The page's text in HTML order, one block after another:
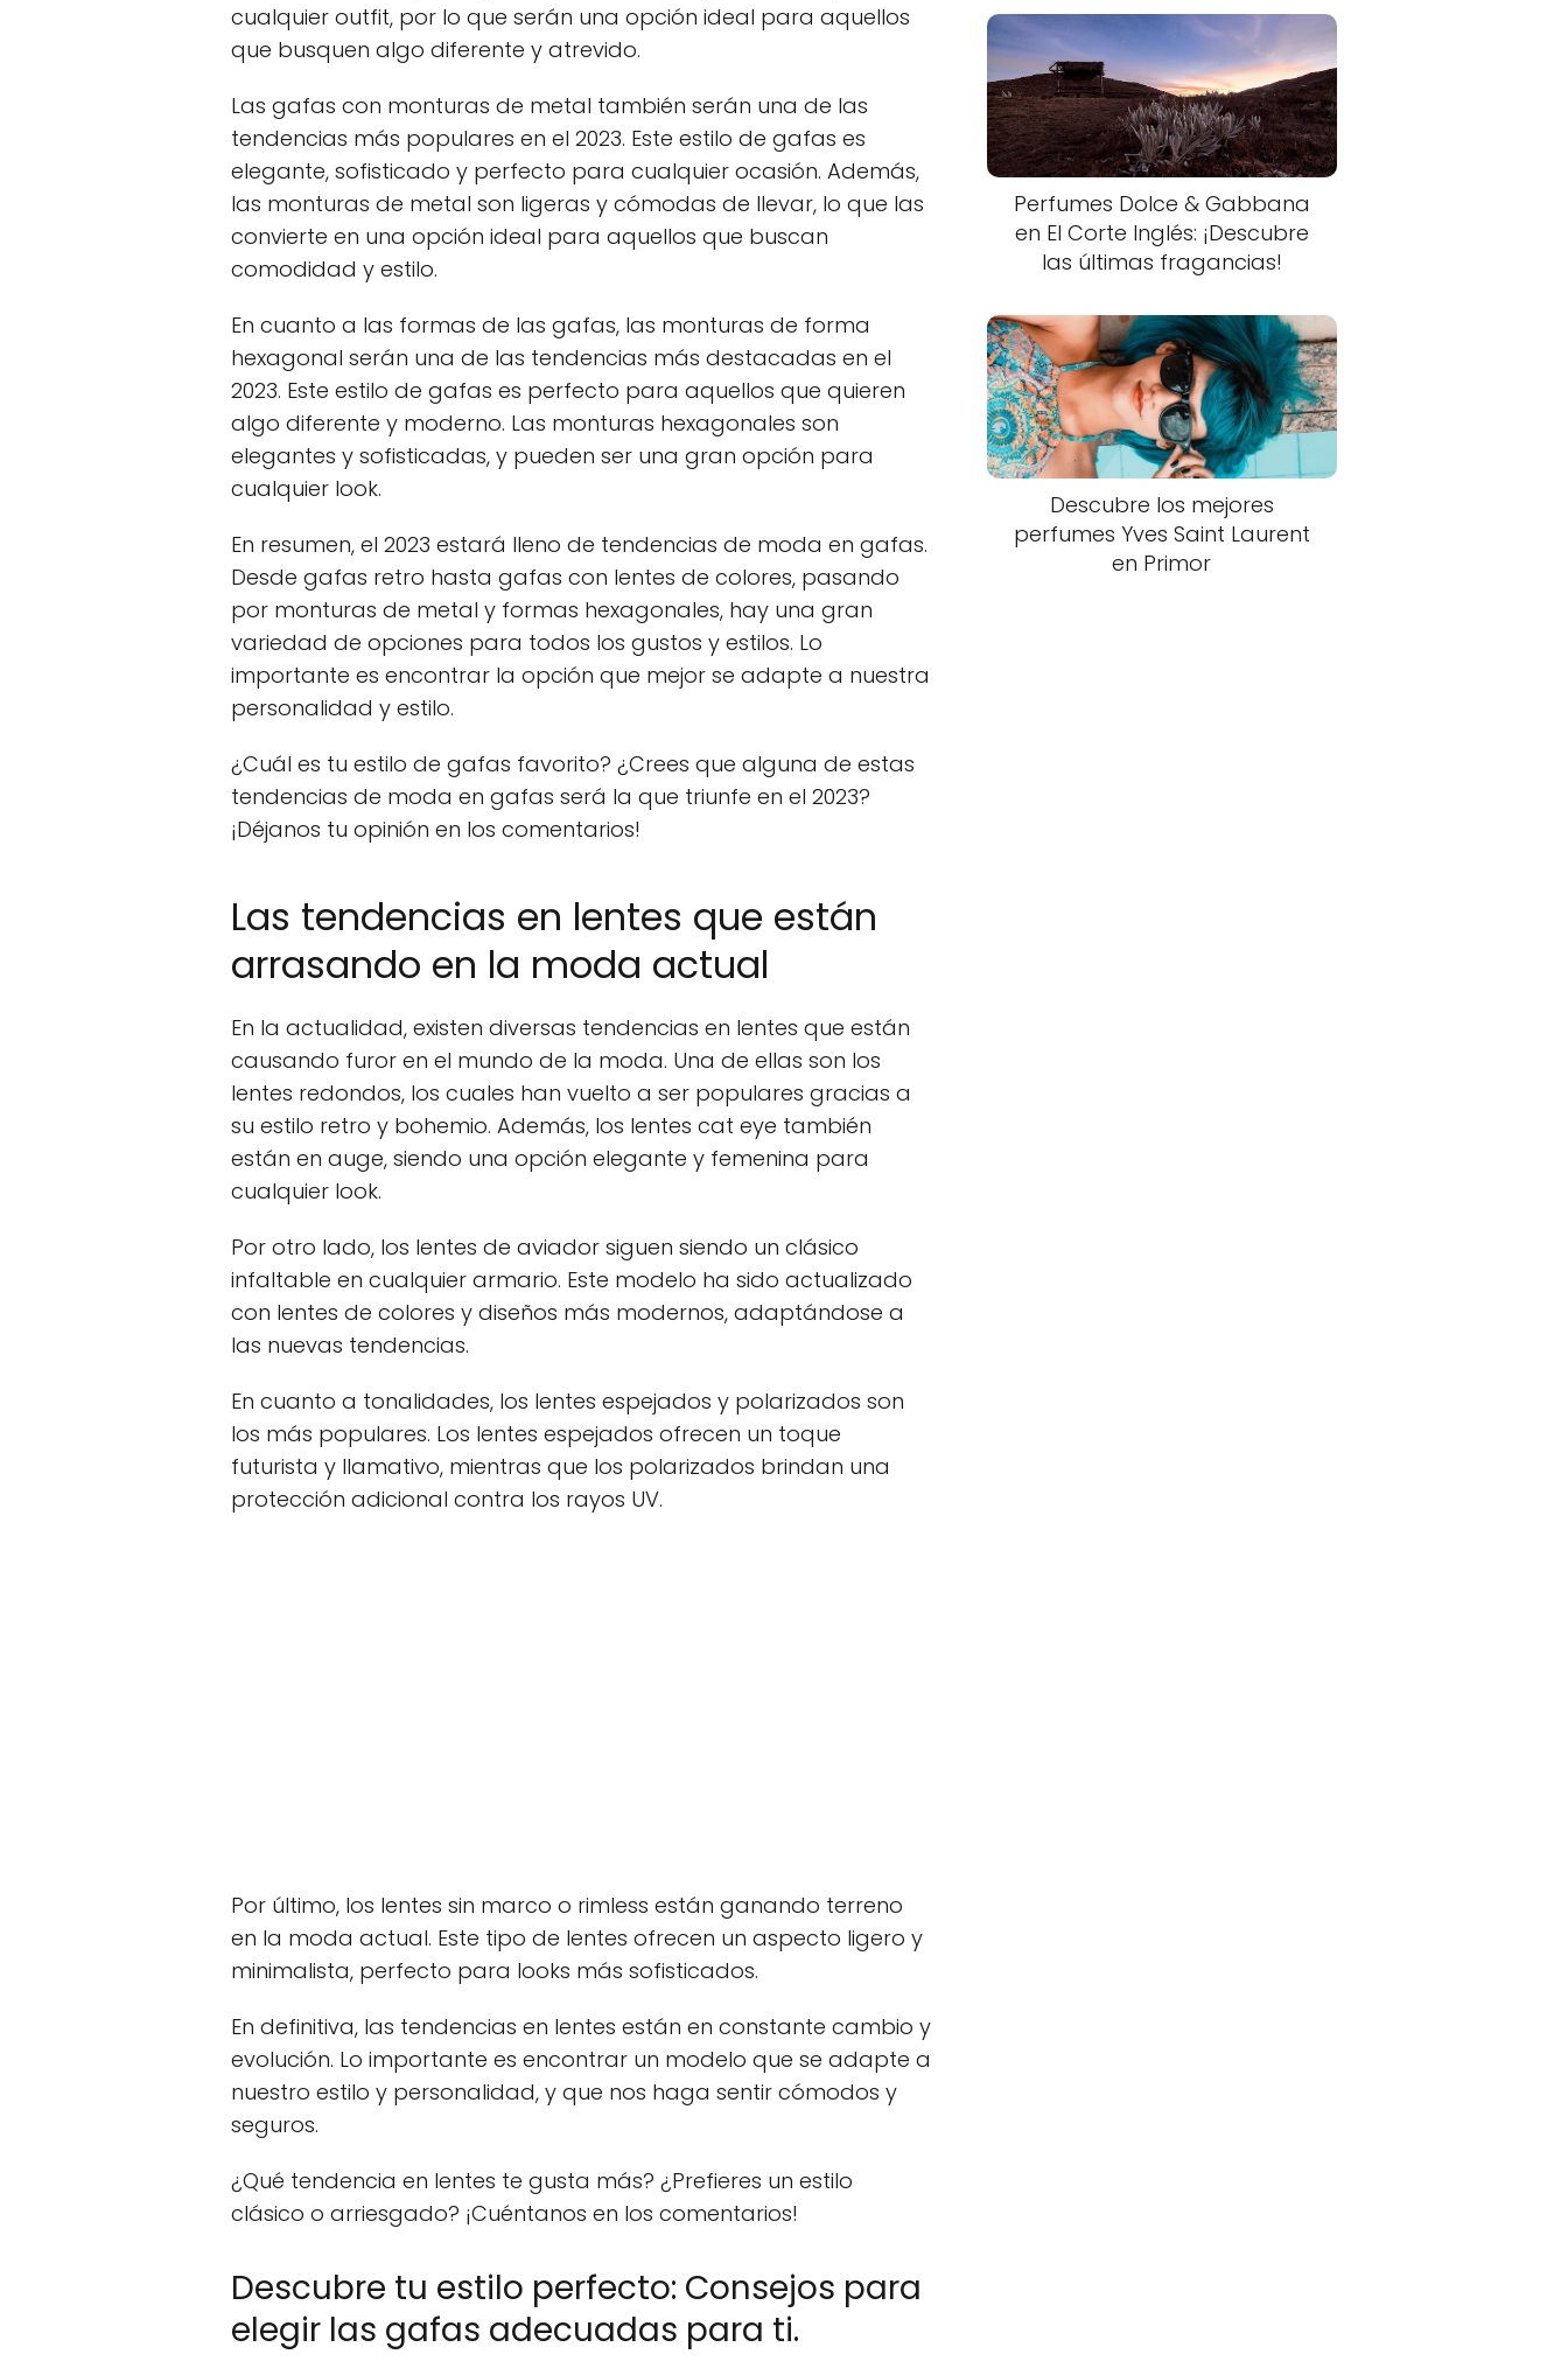
cualquier outfit, por lo que serán una opción ideal para aquellos
que busquen algo diferente y atrevido.
Las gafas con monturas de metal también serán una de las
tendencias más populares en el 2023. Este estilo de gafas es
elegante, sofisticado y perfecto para cualquier ocasión. Además,
las monturas de metal son ligeras y cómodas de llevar, lo que las
convierte en una opción ideal para aquellos que buscan
comodidad y estilo.
En cuanto a las formas de las gafas, las monturas de forma
hexagonal serán una de las tendencias más destacadas en el
2023. Este estilo de gafas es perfecto para aquellos que quieren
algo diferente y moderno. Las monturas hexagonales son
elegantes y sofisticadas, y pueden ser una gran opción para
cualquier look.
En resumen, el 2023 estará lleno de tendencias de moda en gafas.
Desde gafas retro hasta gafas con lentes de colores, pasando
por monturas de metal y formas hexagonales, hay una gran
variedad de opciones para todos los gustos y estilos. Lo
importante es encontrar la opción que mejor se adapte a nuestra
personalidad y estilo.
¿Cuál es tu estilo de gafas favorito? ¿Crees que alguna de estas
tendencias de moda en gafas será la que triunfe en el 2023?
¡Déjanos tu opinión en los comentarios!
Las tendencias en lentes que están
arrasando en la moda actual
En la actualidad, existen diversas tendencias en lentes que están
causando furor en el mundo de la moda. Una de ellas son los
lentes redondos, los cuales han vuelto a ser populares gracias a
su estilo retro y bohemio. Además, los lentes cat eye también
están en auge, siendo una opción elegante y femenina para
cualquier look.
Por otro lado, los lentes de aviador siguen siendo un clásico
infaltable en cualquier armario. Este modelo ha sido actualizado
con lentes de colores y diseños más modernos, adaptándose a
las nuevas tendencias.
En cuanto a tonalidades, los lentes espejados y polarizados son
los más populares. Los lentes espejados ofrecen un toque
futurista y llamativo, mientras que los polarizados brindan una
protección adicional contra los rayos UV.
Por último, los lentes sin marco o rimless están ganando terreno
en la moda actual. Este tipo de lentes ofrecen un aspecto ligero y
minimalista, perfecto para looks más sofisticados.
En definitiva, las tendencias en lentes están en constante cambio y
evolución. Lo importante es encontrar un modelo que se adapte a
nuestro estilo y personalidad, y que nos haga sentir cómodos y
seguros.
¿Qué tendencia en lentes te gusta más? ¿Prefieres un estilo
clásico o arriesgado? ¡Cuéntanos en los comentarios!
Descubre tu estilo perfecto: Consejos para
elegir las gafas adecuadas para ti.
Perfumes Dolce & Gabbana
en El Corte Inglés: ¡Descubre
las últimas fragancias!
Descubre los mejores
perfumes Yves Saint Laurent
en Primor